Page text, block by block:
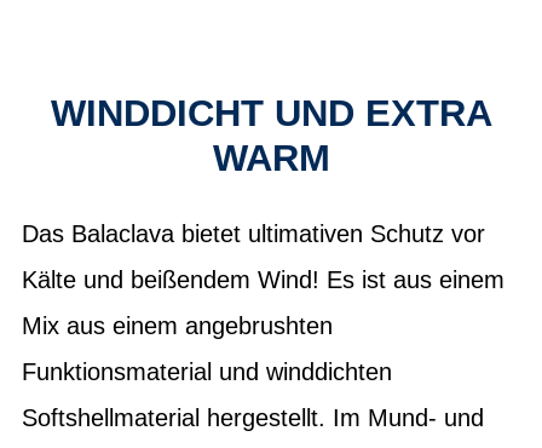
WINDDICHT UND EXTRA
WARM
Das Balaclava bietet ultimativen Schutz vor
Kälte und beißendem Wind! Es ist aus einem
Mix aus einem angebrushten
Funktionsmaterial und winddichten
Softshellmaterial hergestellt. Im Mund- und